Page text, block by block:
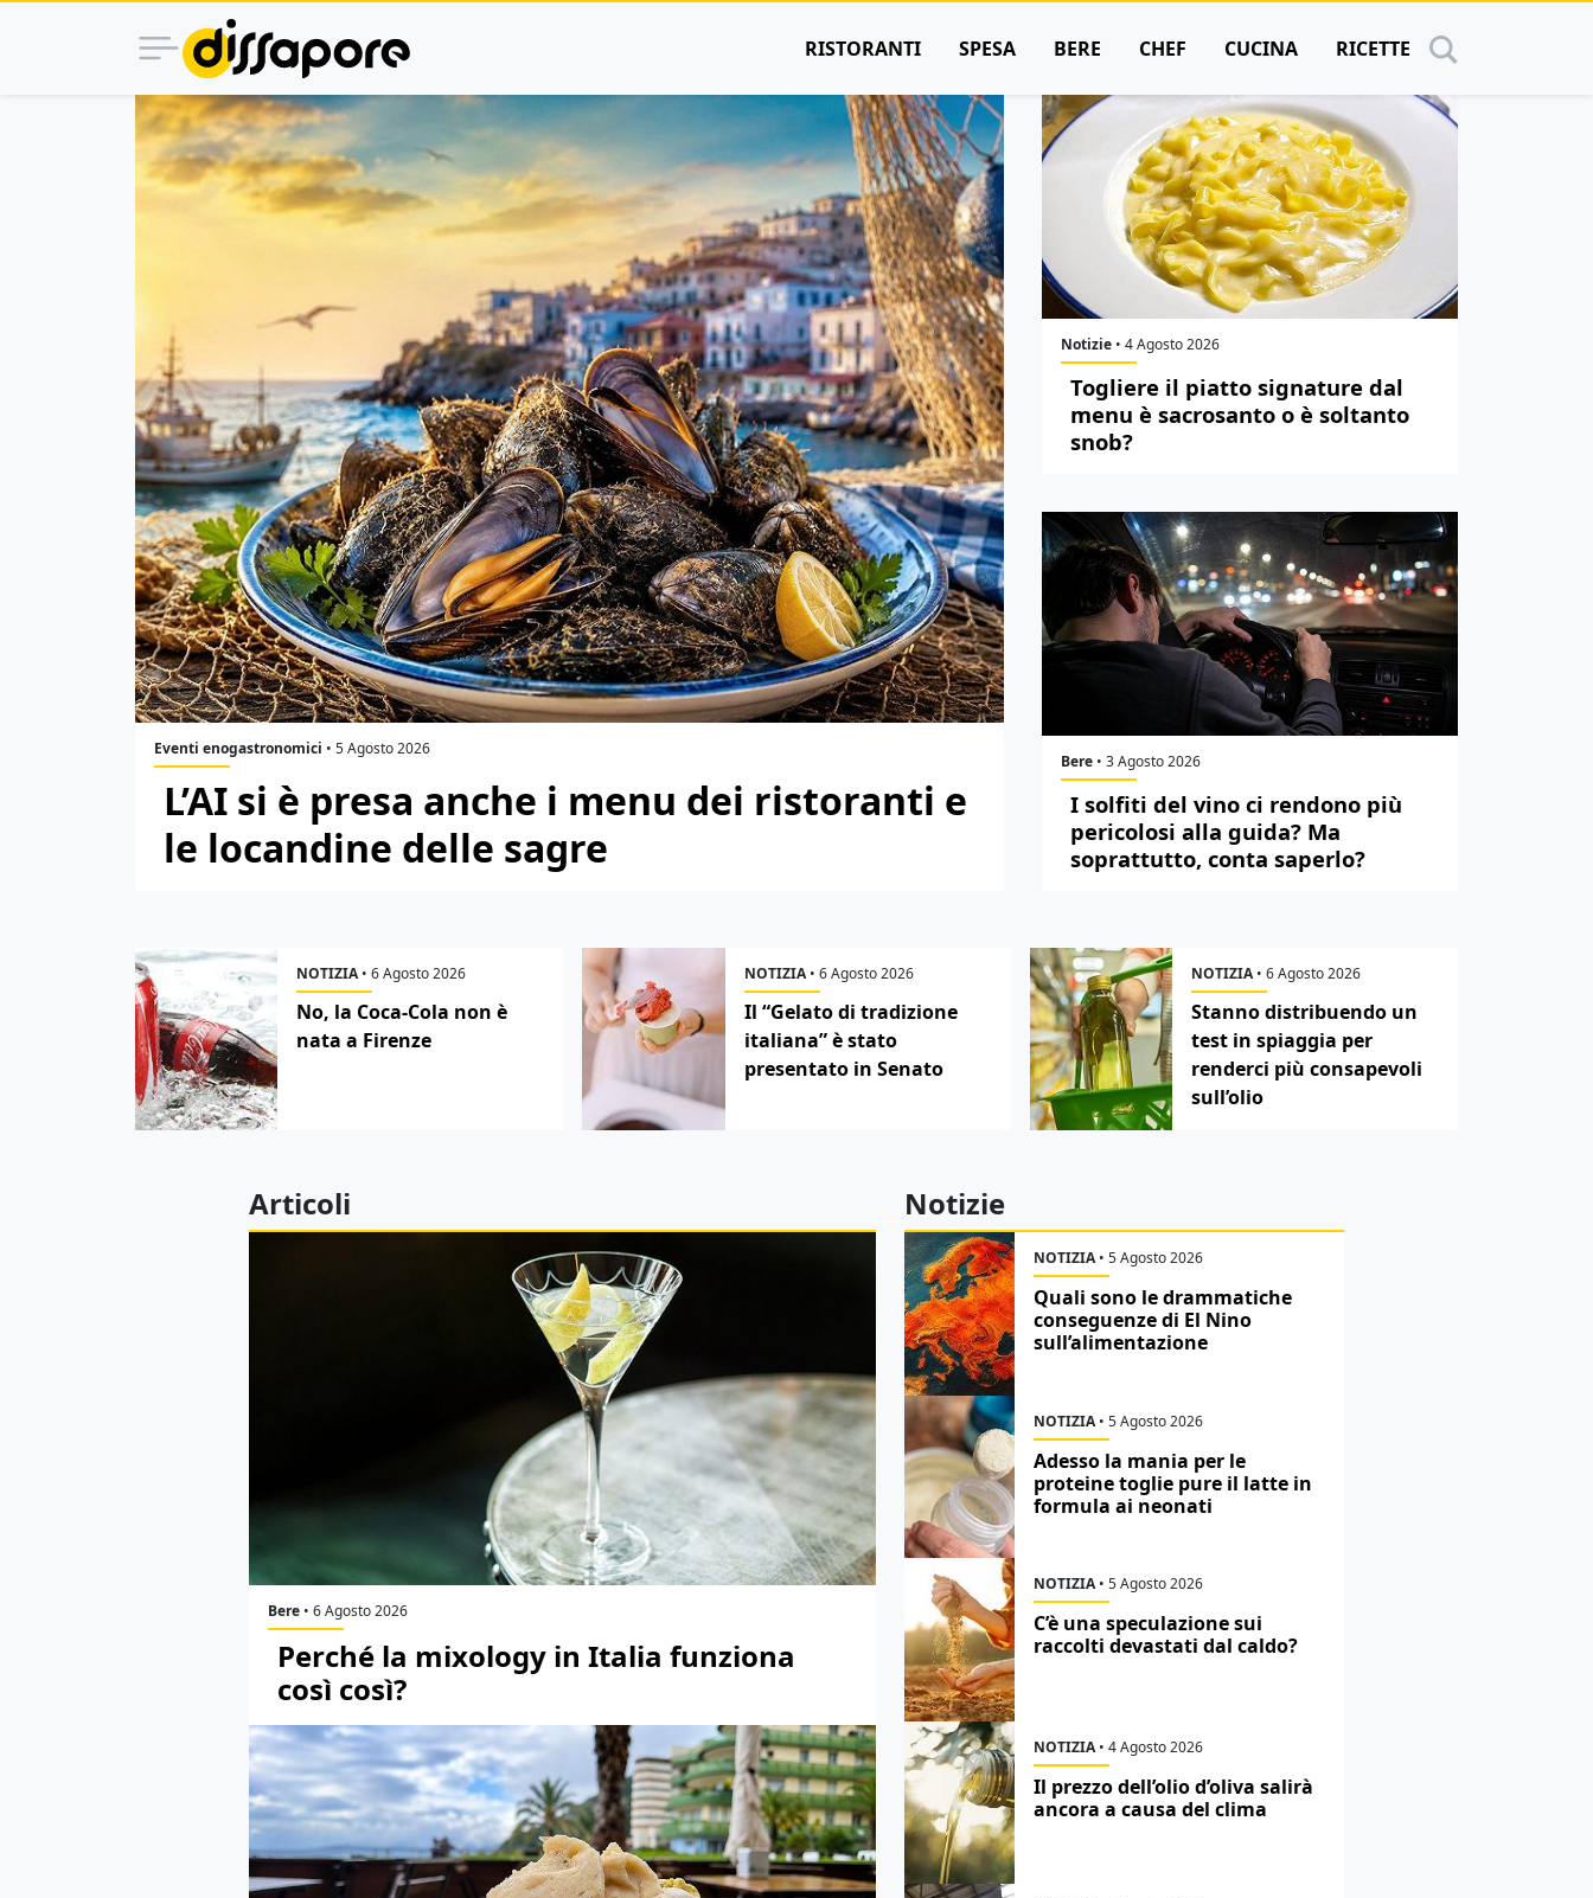
RISTORANTI SPESA BERE CHEF CUCINA RICETTE
Eventi enogastronomici • 5 Agosto 2026
L’AI si è presa anche i menu dei ristoranti e
le locandine delle sagre
Notizie •4 Agosto 2026
Togliere il piatto signature dal
menu è sacrosanto o è soltanto
snob?
Bere •3 Agosto 2026
I solfiti del vino ci rendono più
pericolosi alla guida? Ma
soprattutto, conta saperlo?
NOTIZIA•6 Agosto 2026
No, la Coca-Cola non è
nata a Firenze
NOTIZIA• 6 Agosto 2026
Il “Gelato di tradizione
italiana” è stato
presentato in Senato
NOTIZIA•6 Agosto 2026
Stanno distribuendo un
test in spiaggia per
renderci più consapevoli
sull’olio
Articoli
Bere • 6 Agosto 2026
Perché la mixology in Italia funziona
così così?
Notizie
NOTIZIA• 5 Agosto 2026
Quali sono le drammatiche
conseguenze di El Nino
sull’alimentazione
NOTIZIA• 5 Agosto 2026
Adesso la mania per le
proteine toglie pure il latte in
formula ai neonati
NOTIZIA• 5 Agosto 2026
C’è una speculazione sui
raccolti devastati dal caldo?
NOTIZIA• 4 Agosto 2026
Il prezzo dell’olio d’oliva salirà
ancora a causa del clima